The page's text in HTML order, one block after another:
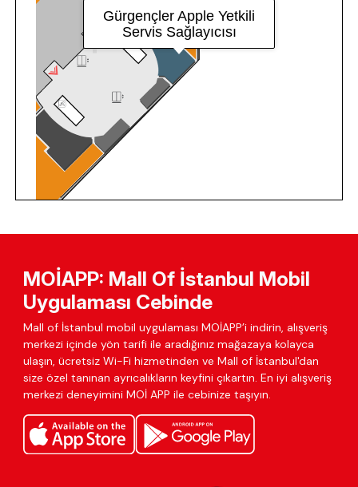
MOİAPP: Mall Of İstanbul Mobil
Uygulaması Cebinde
Mall of İstanbul mobil uygulaması MOİAPP’i indirin, alışveriş
merkezi içinde yön tarifi ile aradığınız mağazaya kolayca
ulaşın, ücretsiz Wi-Fi hizmetinden ve Mall of İstanbul'dan
size özel tanınan ayrıcalıkların keyfini çıkartın. En iyi alışveriş
merkezi deneyimini MOİ APP ile cebinize taşıyın.